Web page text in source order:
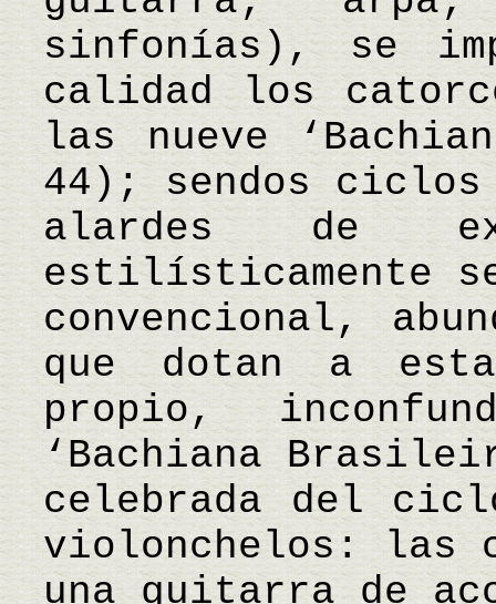
sinfonías), se
calidad los
las nueve
44); sendos
alardes de
estilísticamente se
convencional,
que dotan a
propio,
‘Bachiana
celebrada del
violonchelos: las
una guitarra de